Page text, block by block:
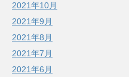
2021年10月
2021年9月
2021年8月
2021年7月
2021年6月